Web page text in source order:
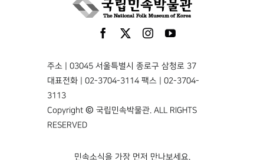
주소 | 03045 서울특별시 종로구 삼청로 37
대표전화 | 02-3704-3114 팩스 | 02-3704-
3113
Copyright © 국립민속박물관. ALL RIGHTS
RESERVED
민속소식을 가장 먼저 만나보세요.